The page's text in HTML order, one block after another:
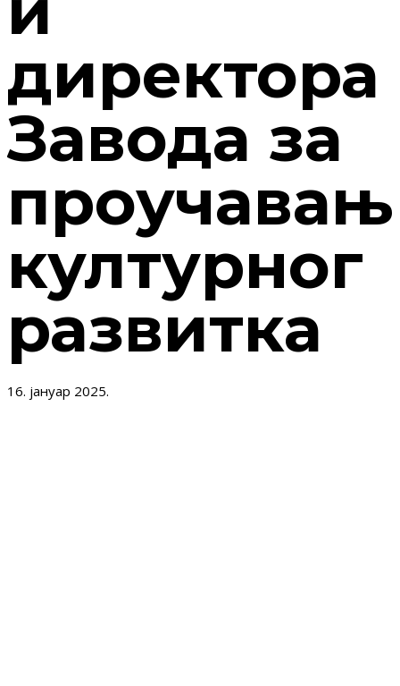
директора
Завода за
културног
развитка
16. јануар 2025.